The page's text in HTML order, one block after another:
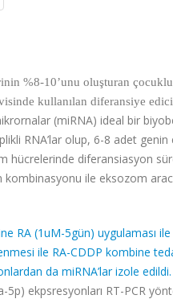
%8-10’unu oluşturan
kullanılan diferansiye
(miRNA) ideal bir
RNA’lar olup, 6-8 adet
hücrelerinde diferansiasyon
ile eksozom
RA (1uM-5gün) uygulaması
ile RA-CDDP kombine
da miRNA’lar izole edildi.
ekpsresyonları RT-PCR